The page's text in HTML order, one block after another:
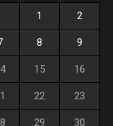
1 2
8 9
15 16
22 23
29 30